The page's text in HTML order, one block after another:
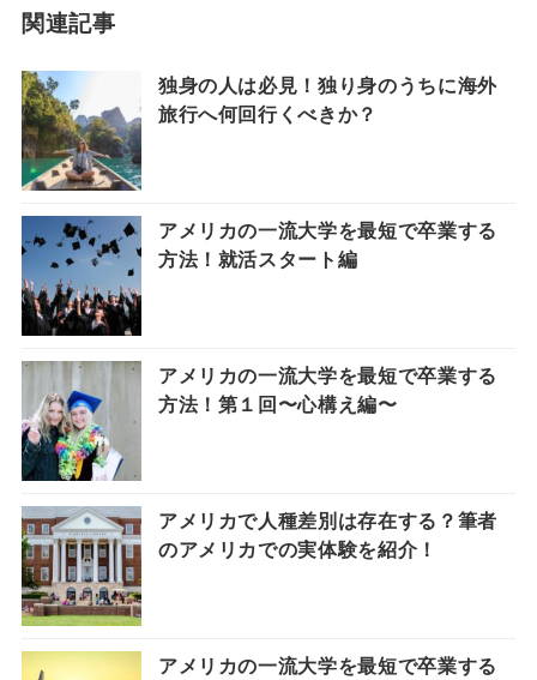
関連記事
独身の人は必見！独り身のうちに海外
旅行へ何回行くべきか？
アメリカの一流大学を最短で卒業する
方法！就活スタート編
アメリカの一流大学を最短で卒業する
方法！第１回〜心構え編〜
アメリカで人種差別は存在する？筆者
のアメリカでの実体験を紹介！
アメリカの一流大学を最短で卒業する